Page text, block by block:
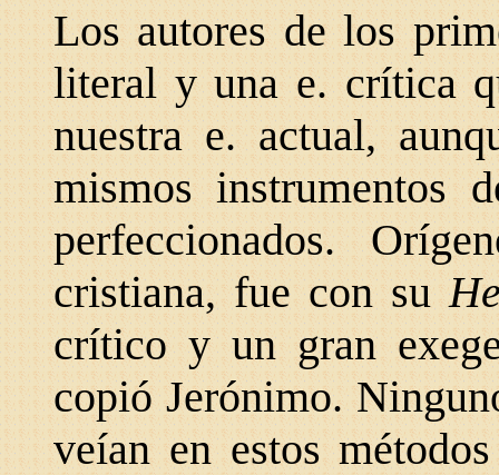
Los autores de los
literal y una e. crítica
nuestra e. actual,
mismos instrumentos
perfeccionados.
cristiana, fue con su
crítico y un gran
copió Jerónimo.
veían en estos